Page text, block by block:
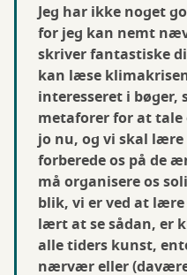
Jeg har ikke noget
for jeg kan nemt
skriver fantastiske
kan læse
interesseret i bøger,
metaforer for at
jo nu, og vi skal lære
forberede os på de
må organisere os
blik, vi er ved at
lært at se sådan, er
alle tiders kunst,
nærvær eller